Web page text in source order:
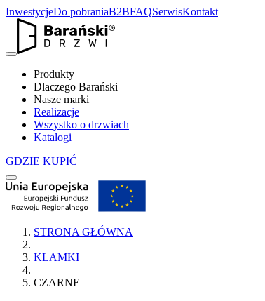
InwestycjeDo pobraniaB2BFAQSerwisKontakt
Produkty
Dlaczego Barański
Nasze marki
Realizacje
Wszystko o drzwiach
Katalogi
GDZIE KUPIĆ
STRONA GŁÓWNA
KLAMKI
CZARNE